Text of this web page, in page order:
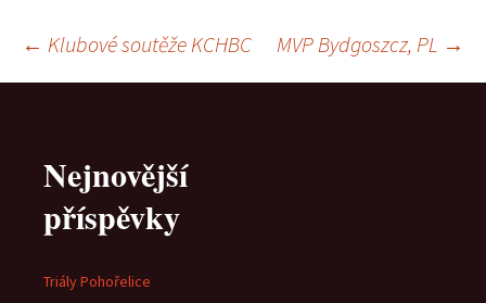
Navigace
příspěvky
← Klubové soutěže KCHBC MVP Bydgoszcz, PL →
Nejnovější
příspěvky
Triály Pohořelice